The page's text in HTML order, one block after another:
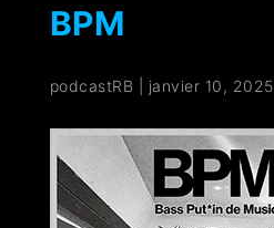
BPM
podcastRB janvier 10, 2025